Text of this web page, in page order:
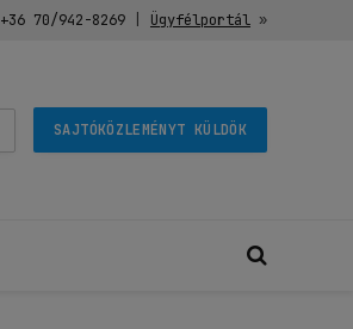
+36 70/942-8269| Ügyfélportál»
SAJTÓKÖZLEMÉNYT KÜLDÖK